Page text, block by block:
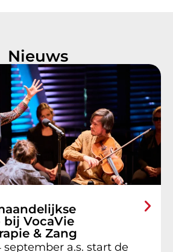
Nieuws
VocaVie
& Zang
september a.s. start de